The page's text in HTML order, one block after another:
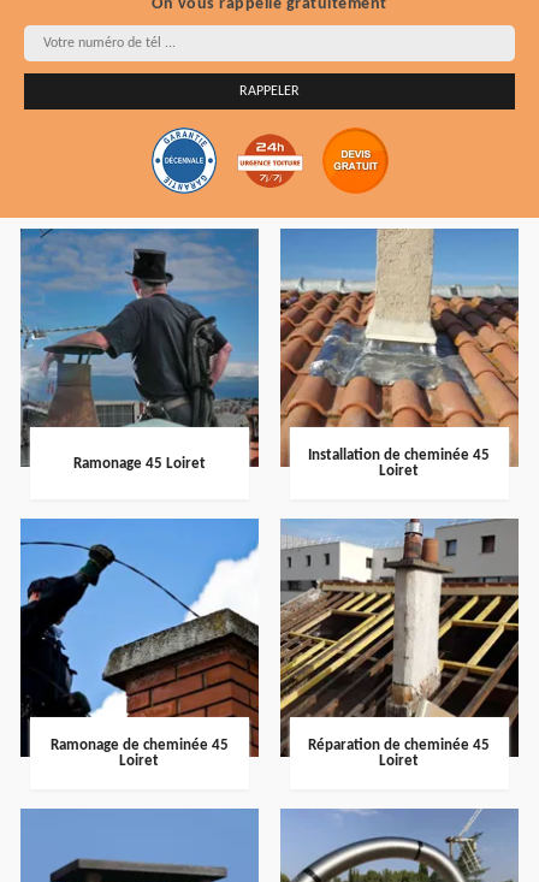
On vous rappelle gratuitement
Ramonage 45 Loiret
Installation de cheminée 45
Loiret
Ramonage de cheminée 45
Loiret
Réparation de cheminée 45
Loiret